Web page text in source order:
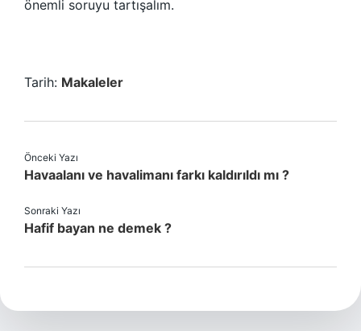
önemli soruyu tartışalım.
Tarih: Makaleler
Önceki Yazı
Havaalanı ve havalimanı farkı kaldırıldı mı ?
Sonraki Yazı
Hafif bayan ne demek ?